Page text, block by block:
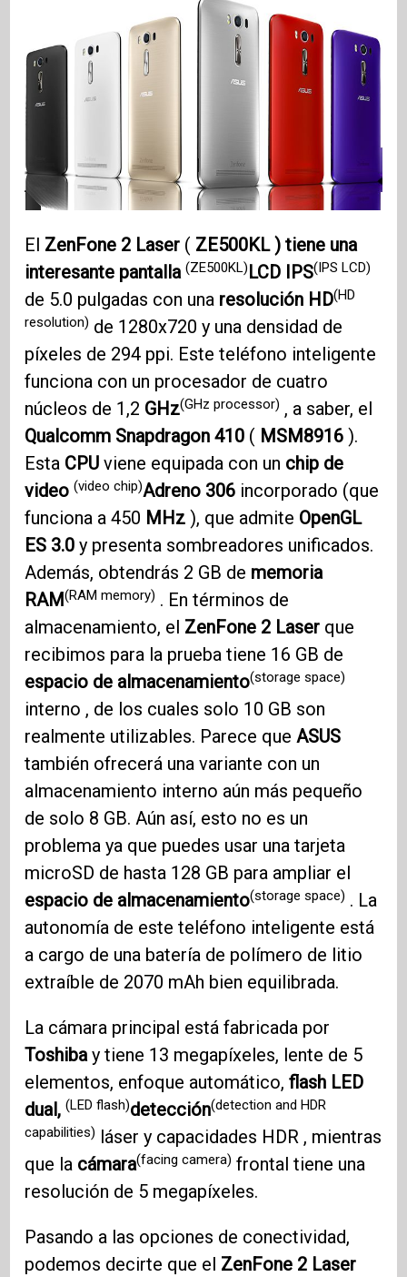
El ZenFone 2 Laser ( ZE500KL ) tiene una
interesante pantalla(ZE500KL) LCD IPS(IPS LCD)
de 5.0 pulgadas con una resolución HD(HD
resolution) de 1280x720 y una densidad de
píxeles de 294 ppi. Este teléfono inteligente
funciona con un procesador de cuatro
núcleos de 1,2 GHz(GHz processor) , a saber, el
Qualcomm Snapdragon 410 ( MSM8916 ).
Esta CPU viene equipada con un chip de
video(video chip)Adreno 306 incorporado (que
funciona a 450 MHz ), que admite OpenGL
ES 3.0 y presenta sombreadores unificados.
Además, obtendrás 2 GB de memoria
RAM(RAM memory) . En términos de
almacenamiento, el ZenFone 2 Laser que
recibimos para la prueba tiene 16 GB de
espacio de almacenamiento(storage space)
interno , de los cuales solo 10 GB son
realmente utilizables. Parece queASUS
también ofrecerá una variante con un
almacenamiento interno aún más pequeño
de solo 8 GB. Aún así, esto no es un
problema ya que puedes usar una tarjeta
microSD de hasta 128 GB para ampliar el
espacio de almacenamiento(storage space) . La
autonomía de este teléfono inteligente está
a cargo de una batería de polímero de litio
extraíble de 2070 mAh bien equilibrada.
La cámara principal está fabricada por
Toshibay tiene 13 megapíxeles, lente de 5
elementos, enfoque automático,flash LED
dual,(LED flash)detección(detection and HDR
capabilities)
láser y capacidades HDR , mientras
que la cámara(facing camera) frontal tiene una
resolución de 5 megapíxeles.
Pasando a las opciones de conectividad,
podemos decirte que el ZenFone 2 Laser